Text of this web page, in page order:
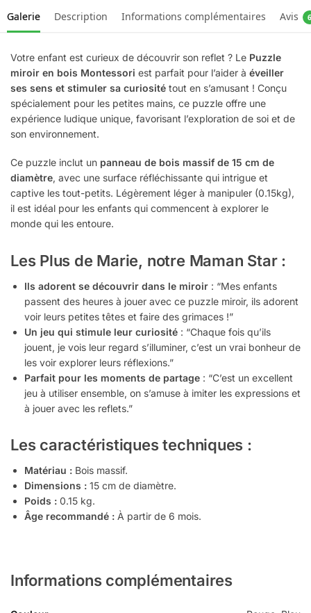
Galerie Description Informations complémentaires Avis 6
Votre enfant est curieux de découvrir son reflet ? Le Puzzle
miroir en bois Montessori est parfait pour l’aider à éveiller
ses sens et stimuler sa curiosité tout en s’amusant ! Conçu
spécialement pour les petites mains, ce puzzle offre une
expérience ludique unique, favorisant l’exploration de soi et de
son environnement.
Ce puzzle inclut un panneau de bois massif de 15 cm de
diamètre, avec une surface réfléchissante qui intrigue et
captive les tout-petits. Légèrement léger à manipuler (0.15kg),
il est idéal pour les enfants qui commencent à explorer le
monde qui les entoure.
Les Plus de Marie, notre Maman Star :
Ils adorent se découvrir dans le miroir : “Mes enfants
passent des heures à jouer avec ce puzzle miroir, ils adorent
voir leurs petites têtes et faire des grimaces !”
Un jeu qui stimule leur curiosité : “Chaque fois qu’ils
jouent, je vois leur regard s’illuminer, c’est un vrai bonheur de
les voir explorer leurs réflexions.”
Parfait pour les moments de partage : “C’est un excellent
jeu à utiliser ensemble, on s’amuse à imiter les expressions et
à jouer avec les reflets.”
Les caractéristiques techniques :
Matériau : Bois massif.
Dimensions : 15 cm de diamètre.
Poids : 0.15 kg.
Âge recommandé : À partir de 6 mois.
Informations complémentaires